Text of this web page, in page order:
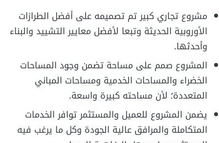
مشروع تجاري كبير تم تصميمه على أفضل الطرازات
الأوروبية الحديثة وتبعا لأفضل معايير التشييد والبناء
وأحدثها.
المشروع صمم على مساحة تضمن وجود المساحات
الخضراء والمساحات الخدمية ومساحات المباني
المتعددة؛ لأن مساحته كبيرة واسعة.
يضمن المشروع للعميل والمستثمر توافر الخدمات
المتكاملة والمرافق عالية الجودة وكل ما يرغب فيه